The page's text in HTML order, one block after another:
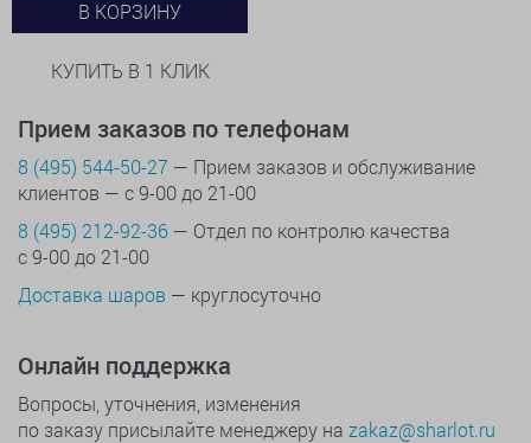
В КОРЗИНУ
КУПИТЬ В 1 КЛИК
Прием заказов по телефонам
8 (495) 544-50-27 — Прием заказов и обслуживание
клиентов — с 9-00 до 21-00
8 (495) 212-92-36 — Отдел по контролю качества
с 9-00 до 21-00
Доставка шаров — круглосуточно
Онлайн поддержка
Вопросы, уточнения, изменения
по заказу присылайте менеджеру на zakaz@sharlot.ru